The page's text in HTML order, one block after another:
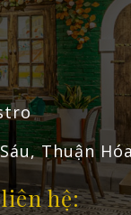
Thuận
hệ: